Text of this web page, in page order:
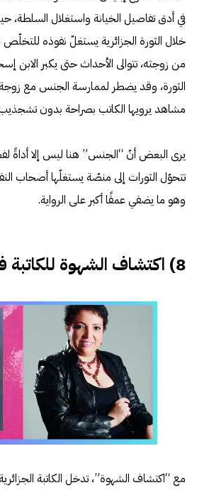
في أدق تفاصيل الخيانة واستغلال السلطة،
خلال الثورة الجزائرية يستغلّ نفوذه
من زوجته، تتوالى الأحداث حتى يكبر الابن
الثورة، وقد يضطر لممارسة الجنس مع زوجة
مشاهد يرويها الكاتب بصراحة بدون
يرى البعض أنّ “الجنس” هنا ليس إلا أداةً
تتحوّل الثورات إلى منصّة يستغلّها أصحاب
وهو ما يضفي عمقًا أكبر على الرواية.
8) اكتشاف الشهوة للكاتبة فضيلة الفاروق
مع “اكتشاف الشهوة”، تدخل الكاتبة